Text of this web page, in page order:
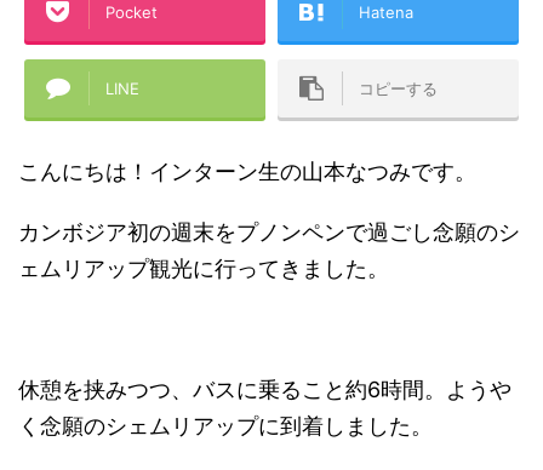
Pocket Hatena
LINE コピーする
こんにちは！インターン生の山本なつみです。
カンボジア初の週末をプノンペンで過ごし念願のシ
ェムリアップ観光に行ってきました。
休憩を挟みつつ、バスに乗ること約6時間。ようや
く念願のシェムリアップに到着しました。